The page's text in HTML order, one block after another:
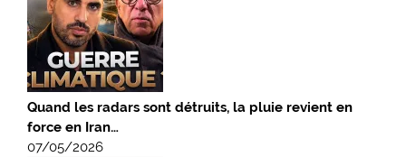
Quand les radars sont détruits, la pluie revient en
force en Iran…
07/05/2026